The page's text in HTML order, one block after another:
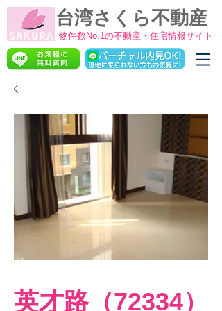
物件数No.1の不動産・住宅情報サイト
台湾さくら不動産
英才路（72334）